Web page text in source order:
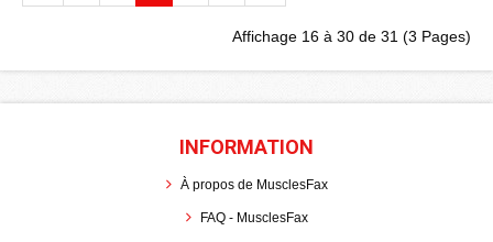
Affichage 16 à 30 de 31 (3 Pages)
INFORMATION
À propos de MusclesFax
FAQ - MusclesFax